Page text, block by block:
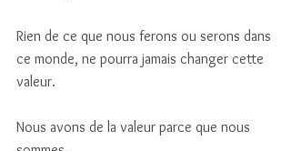
Rien de ce que nous ferons ou serons dans
ce monde, ne pourra jamais changer cette
valeur.
Nous avons de la valeur parce que nous